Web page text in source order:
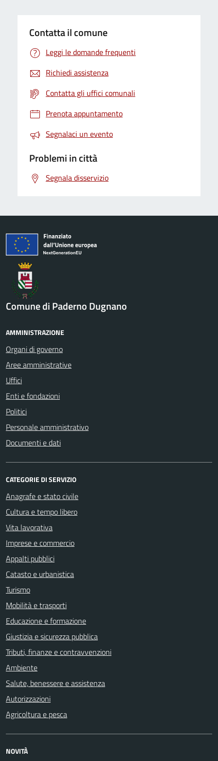
Contatta il comune
Leggi le domande frequenti
Richiedi assistenza
Contatta gli uffici comunali
Prenota appuntamento
Segnalaci un evento
Problemi in città
Segnala disservizio
Comune di Paderno Dugnano
AMMINISTRAZIONE
Organi di governo
Aree amministrative
Uffici
Enti e fondazioni
Politici
Personale amministrativo
Documenti e dati
CATEGORIE DI SERVIZIO
Anagrafe e stato civile
Cultura e tempo libero
Vita lavorativa
Imprese e commercio
Appalti pubblici
Catasto e urbanistica
Turismo
Mobilità e trasporti
Educazione e formazione
Giustizia e sicurezza pubblica
Tributi, finanze e contravvenzioni
Ambiente
Salute, benessere e assistenza
Autorizzazioni
Agricoltura e pesca
NOVITÀ